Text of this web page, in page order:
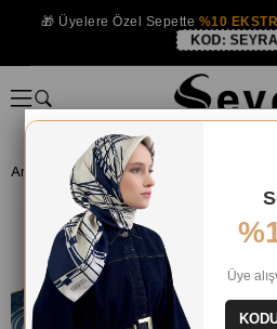
🎁 Üyelere Özel Sepette %10
KOD:
Anasayfa İPEK EŞARP Levidor İpek
Üye